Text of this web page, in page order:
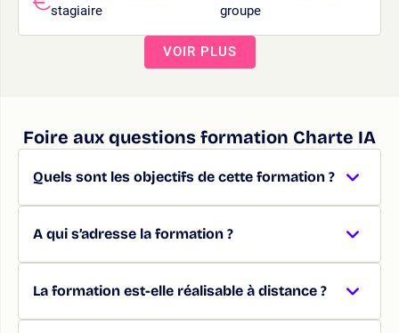
stagiaire
groupe
VOIR PLUS
Foire aux questions formation Charte IA
Quels sont les objectifs de cette formation ?
A qui s’adresse la formation ?
La formation est-elle réalisable à distance ?